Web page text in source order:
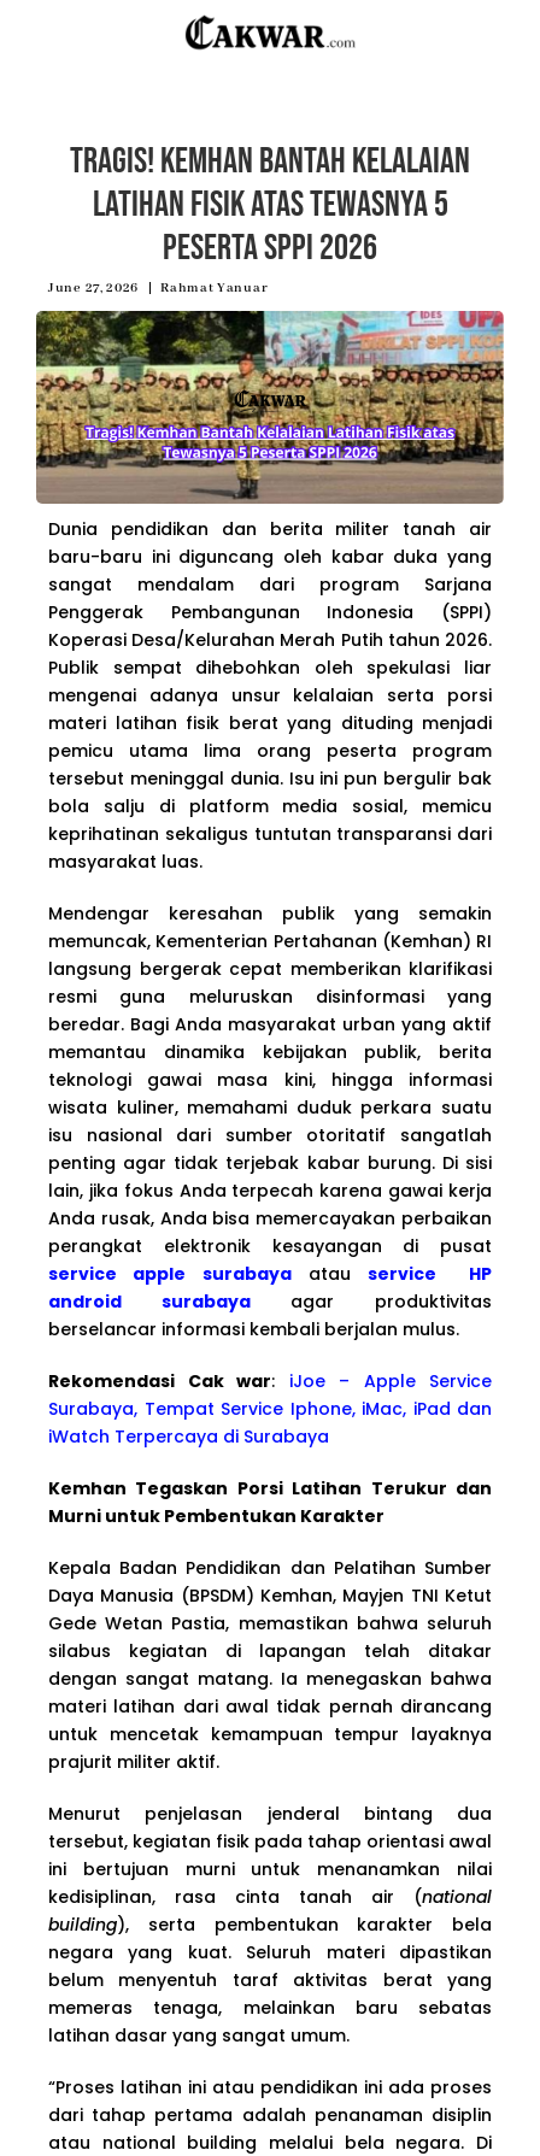
Tragis! Kemhan Bantah Kelalaian
Latihan Fisik atas Tewasnya 5
Peserta SPPI 2026
June 27, 2026 Rahmat Yanuar
Dunia pendidikan dan berita militer tanah air
baru-baru ini diguncang oleh kabar duka yang
sangat mendalam dari program Sarjana
Penggerak Pembangunan Indonesia (SPPI)
Koperasi Desa/Kelurahan Merah Putih tahun 2026.
Publik sempat dihebohkan oleh spekulasi liar
mengenai adanya unsur kelalaian serta porsi
materi latihan fisik berat yang dituding menjadi
pemicu utama lima orang peserta program
tersebut meninggal dunia. Isu ini pun bergulir bak
bola salju di platform media sosial, memicu
keprihatinan sekaligus tuntutan transparansi dari
masyarakat luas.
Mendengar keresahan publik yang semakin
memuncak, Kementerian Pertahanan (Kemhan) RI
langsung bergerak cepat memberikan klarifikasi
resmi guna meluruskan disinformasi yang
beredar. Bagi Anda masyarakat urban yang aktif
memantau dinamika kebijakan publik, berita
teknologi gawai masa kini, hingga informasi
wisata kuliner, memahami duduk perkara suatu
isu nasional dari sumber otoritatif sangatlah
penting agar tidak terjebak kabar burung. Di sisi
lain, jika fokus Anda terpecah karena gawai kerja
Anda rusak, Anda bisa memercayakan perbaikan
perangkat elektronik kesayangan di pusat
service apple surabayaatauservice HP
android surabayaagar produktivitas
berselancar informasi kembali berjalan mulus.
Rekomendasi Cak war: iJoe – Apple Service
Surabaya, Tempat Service Iphone, iMac, iPad dan
iWatch Terpercaya di Surabaya
Kemhan Tegaskan Porsi Latihan Terukur dan
Murni untuk Pembentukan Karakter
Kepala Badan Pendidikan dan Pelatihan Sumber
Daya Manusia (BPSDM) Kemhan, Mayjen TNI Ketut
Gede Wetan Pastia, memastikan bahwa seluruh
silabus kegiatan di lapangan telah ditakar
dengan sangat matang. Ia menegaskan bahwa
materi latihan dari awal tidak pernah dirancang
untuk mencetak kemampuan tempur layaknya
prajurit militer aktif.
Menurut penjelasan jenderal bintang dua
tersebut, kegiatan fisik pada tahap orientasi awal
ini bertujuan murni untuk menanamkan nilai
kedisiplinan, rasa cinta tanah air (national
building), serta pembentukan karakter bela
negara yang kuat. Seluruh materi dipastikan
belum menyentuh taraf aktivitas berat yang
memeras tenaga, melainkan baru sebatas
latihan dasar yang sangat umum.
“Proses latihan ini atau pendidikan ini ada proses
dari tahap pertama adalah penanaman disiplin
atau national building melalui bela negara. Di